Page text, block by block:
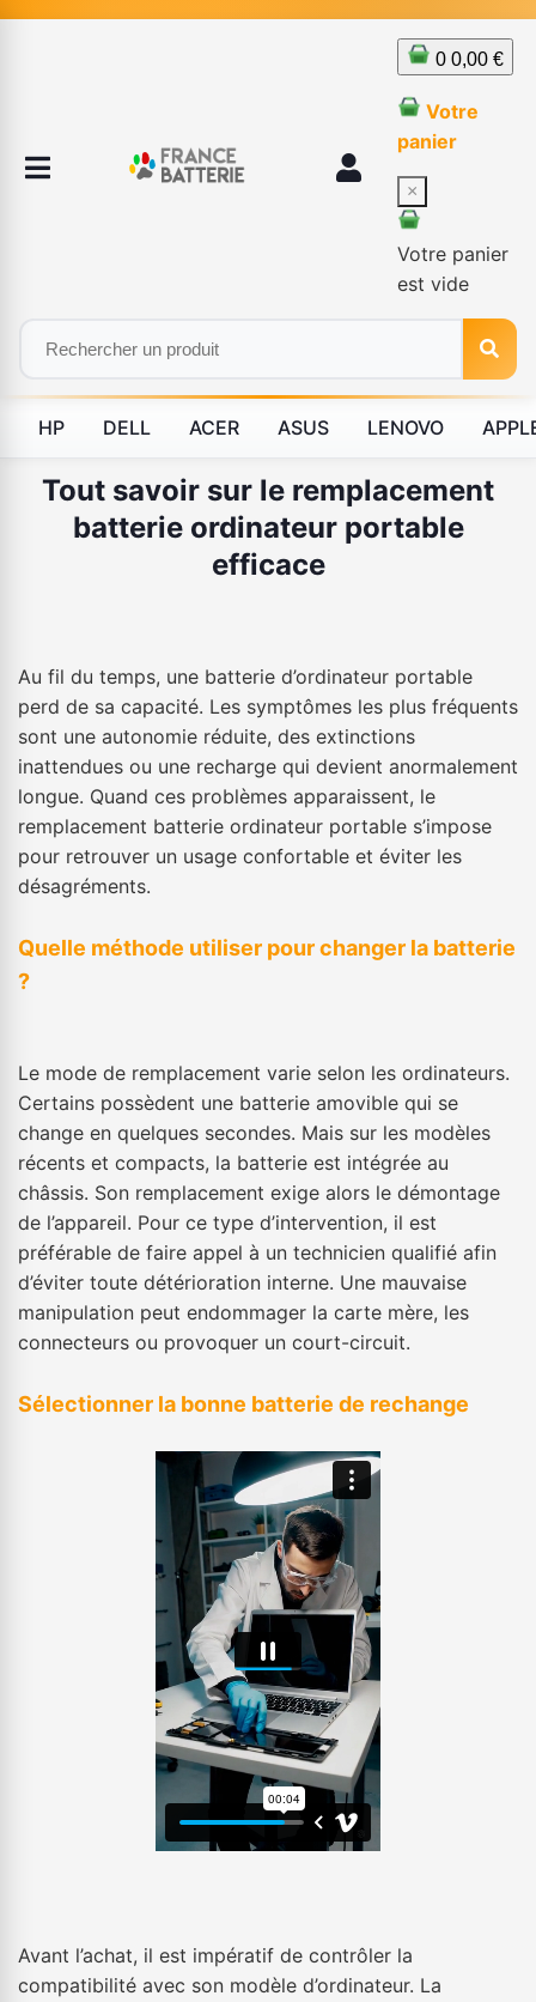
0 0,00 €
Votre
panier
×
Votre panier
est vide
HP DELL ACER ASUS LENOVO
Tout savoir sur le remplacement
batterie ordinateur portable
efficace
Au fil du temps, une batterie d’ordinateur portable
perd de sa capacité. Les symptômes les plus fréquents
sont une autonomie réduite, des extinctions
inattendues ou une recharge qui devient anormalement
longue. Quand ces problèmes apparaissent, le
remplacement batterie ordinateur portable s’impose
pour retrouver un usage confortable et éviter les
désagréments.
Quelle méthode utiliser pour changer la batterie
?
Le mode de remplacement varie selon les ordinateurs.
Certains possèdent une batterie amovible qui se
change en quelques secondes. Mais sur les modèles
récents et compacts, la batterie est intégrée au
châssis. Son remplacement exige alors le démontage
de l’appareil. Pour ce type d’intervention, il est
préférable de faire appel à un technicien qualifié afin
d’éviter toute détérioration interne. Une mauvaise
manipulation peut endommager la carte mère, les
connecteurs ou provoquer un court-circuit.
Sélectionner la bonne batterie de rechange
Avant l’achat, il est impératif de contrôler la
compatibilité avec son modèle d’ordinateur. La